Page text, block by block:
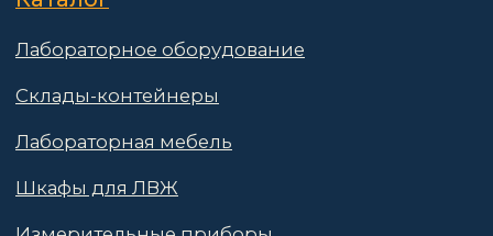
Пользовательское соглашение
Договор оферты